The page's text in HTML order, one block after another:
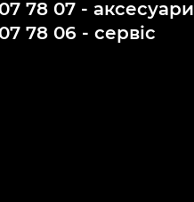
78 07 - аксесуари
78 06 - сервіс